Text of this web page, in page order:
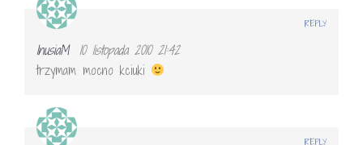
InusiaM
10 listopada 2010 21:42
trzymam mocno kciuki
REPLY
REPLY